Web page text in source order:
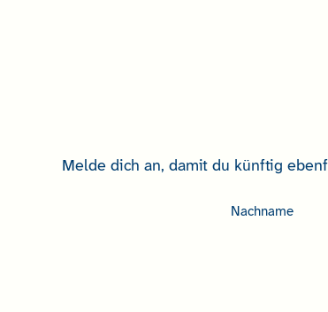
Melde dich an, damit du künftig
Nachname